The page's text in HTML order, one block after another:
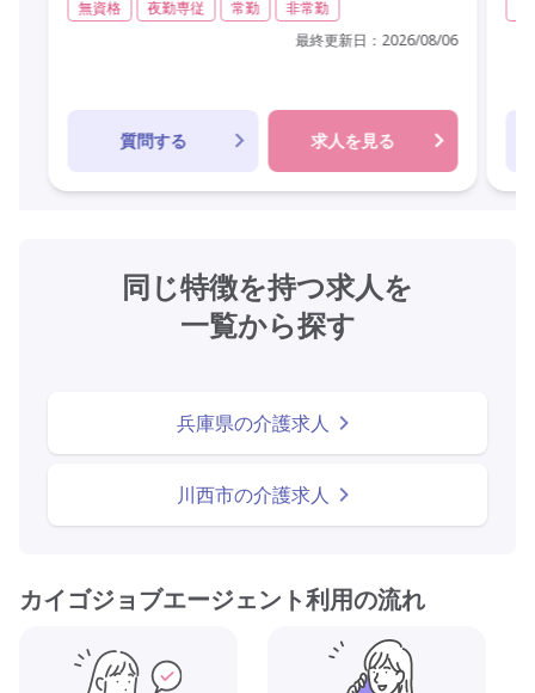
無資格 夜勤専従 常勤
非常勤
最終更新日： 2026/08/06
質問する 求人を見る
同じ特徴を持つ求人を
一覧から探す
兵庫県の介護求人
川西市の介護求人
カイゴジョブエージェント利用の流れ